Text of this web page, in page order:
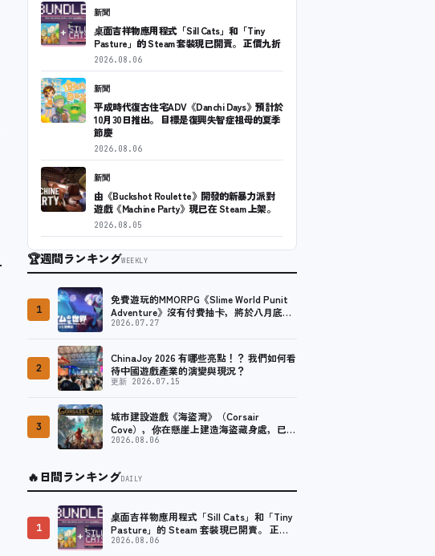
新聞
桌面吉祥物應用程式「Sill Cats」和「Tiny
Pasture」的 Steam 套裝現已開賣。 正價九折
2026.08.06
新聞
平成時代復古住宅ADV《Danchi Days》預計於
10月30日推出。 目標是復興失智症祖母的夏季
節慶
2026.08.06
新聞
由《Buckshot Roulette》開發的新暴力派對
遊戲《Machine Party》現已在 Steam 上架。
2026.08.05
🏆週間ランキングWEEKLY
1
免費遊玩的MMORPG《Slime World Punit
Adventure》沒有付費抽卡，將於八月底在
Steam上推出免費試玩版。
2026.07.27
2
ChinaJoy 2026 有哪些亮點！？ 我們如何看
待中國遊戲產業的演變與現況？
更新 2026.07.15
3
城市建設遊戲《海盜灣》（Corsair
Cove），你在懸崖上建造海盜藏身處，已正
式釋出1.0版本！
2026.08.06
🔥日間ランキングDAILY
1
桌面吉祥物應用程式「Sill Cats」和「Tiny
Pasture」的 Steam 套裝現已開賣。 正價
九折
2026.08.06